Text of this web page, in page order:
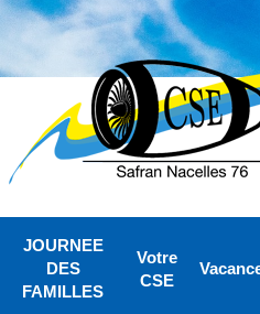
JOURNEE
DES
FAMILLES
Votre
CSE